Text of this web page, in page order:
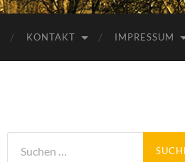
KONTAKT IMPRESSUM
nach: